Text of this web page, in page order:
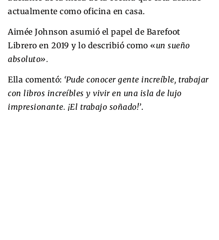
actualmente como oficina en casa.
Aimée Johnson asumió el papel de Barefoot
Librero en 2019 y lo describió como «un sueño
absoluto».
Ella comentó: ‘Pude conocer gente increíble, trabajar
con libros increíbles y vivir en una isla de lujo
impresionante. ¡El trabajo soñado!’.